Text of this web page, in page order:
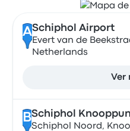
ASchiphol Airport
Evert van de
Netherlands
Ver
BSchiphol
Schiphol Noord,